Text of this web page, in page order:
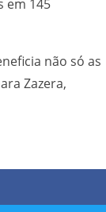
em 145
não só as
Zazera,